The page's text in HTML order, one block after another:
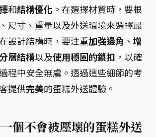
和結構優化 。在選擇材質時，要根
尺寸、重量以及外送環境來選擇最
設計結構時，要注重加強邊角 、 增
層結構以及使用穩固的鎖扣 ，以確
程中安全無虞。透過這些細節的考
提供完美的蛋糕外送體驗。
個不會被壓壞的蛋糕外送